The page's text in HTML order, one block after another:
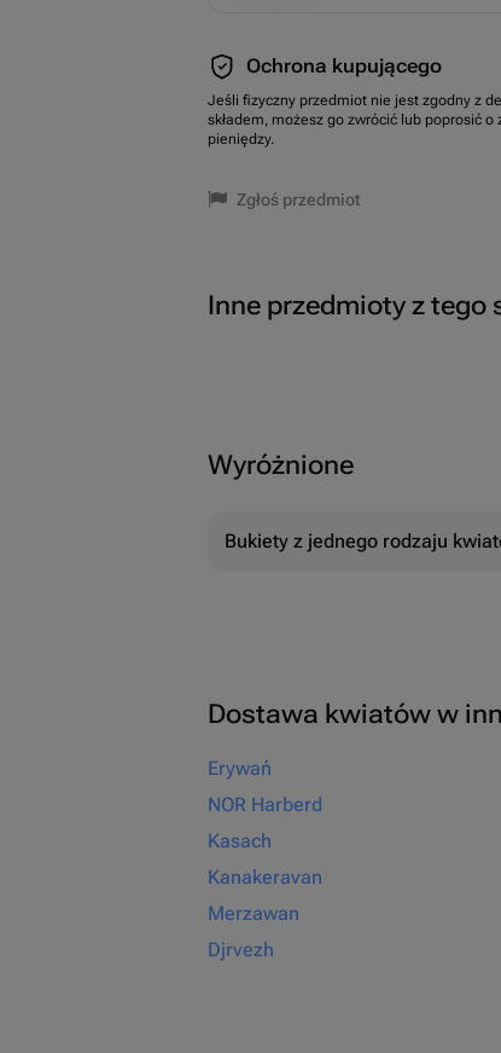
Ochrona kupującego
Jeśli fizyczny przedmiot nie jest zgodny z
składem, możesz go zwrócić lub poprosić o
pieniędzy.
Zgłoś przedmiot
Inne przedmioty z tego
Wyróżnione
Bukiety z jednego rodzaju
Dostawa kwiatów w
Erywań
NOR Harberd
Kasach
Kanakeravan
Merzawan
Djrvezh